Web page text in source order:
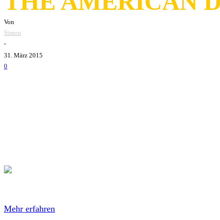
Von
Simon
-
31. März 2015
0
Mehr erfahren